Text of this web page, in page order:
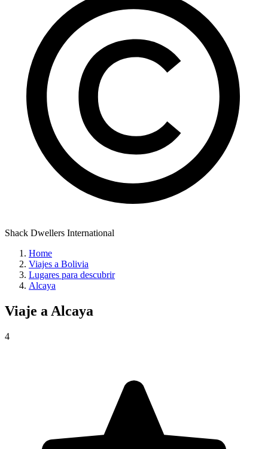
Shack Dwellers International
Home
Viajes a Bolivia
Lugares para descubrir
Alcaya
Viaje aAlcaya
4